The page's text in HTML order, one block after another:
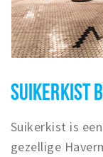
SUIKERKIST
Suikerkist is
gezellige